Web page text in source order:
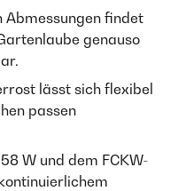
findet
genauso
lässt sich flexibel
passen
W und dem FCKW-